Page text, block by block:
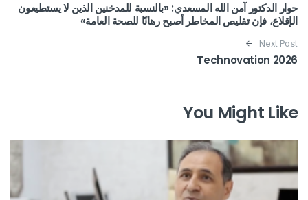
حوار الدكتور آمن الله المسعدي: «بالنسبة للمدخنين الذين لا يستطيعون
الإقلاع، فإن تقليص المخاطر أصبح رهانًا للصحة العامة»
Next Post
Technovation 2026
You Might Like